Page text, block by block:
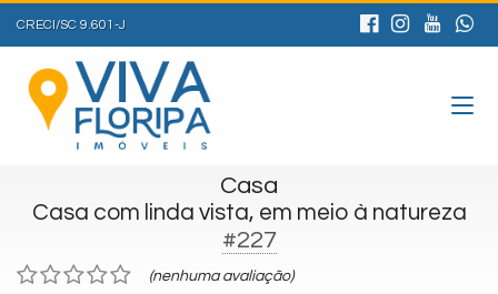
CRECI/SC 9.601-J
Casa
Casa com linda vista, em meio à natureza
#227
(nenhuma avaliação)